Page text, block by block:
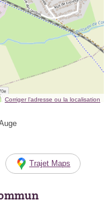
Corriger l’adresse ou la localisation
Trajet Maps